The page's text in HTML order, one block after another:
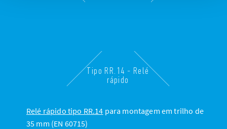
Tipo RR.14 - Relé
rápido
Relé rápido tipo RR.14 para montagem em trilho de
35 mm (EN 60715)